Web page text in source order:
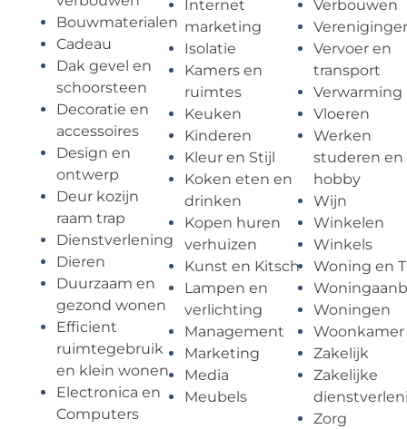
Bouwmaterialen
Cadeau
Dak gevel en
schoorsteen
Decoratie en
accessoires
Design en
ontwerp
Deur kozijn
raam trap
Dienstverlening
Dieren
Duurzaam en
gezond wonen
Efficient
ruimtegebruik
en klein wonen
Electronica en
Computers
Internet
marketing
Isolatie
Kamers en
ruimtes
Keuken
Kinderen
Kleur en Stijl
Koken eten en
drinken
Kopen huren
verhuizen
Kunst en Kitsch
Lampen en
verlichting
Management
Marketing
Media
Meubels
Verbouwen
Vervoer en
transport
Verwarming
Vloeren
Werken
studeren en
hobby
Wijn
Winkelen
Winkels
Woning en
Woningen
Woonkamer
Zakelijk
Zakelijke
Zorg